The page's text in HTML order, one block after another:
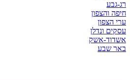
ונדלן
אשק